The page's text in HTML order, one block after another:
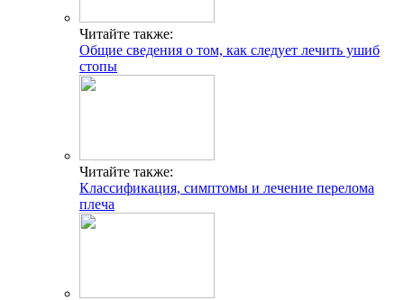
Читайте также:
Общие сведения о том, как следует лечить ушиб
стопы
Читайте также:
Классификация, симптомы и лечение перелома
плеча